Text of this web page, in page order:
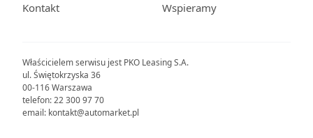
Właścicielem serwisu jest PKO Leasing S.A.
ul. Świętokrzyska 36
00-116 Warszawa
telefon: 22 300 97 70
email: kontakt@automarket.pl
Kontakt
Wspieramy